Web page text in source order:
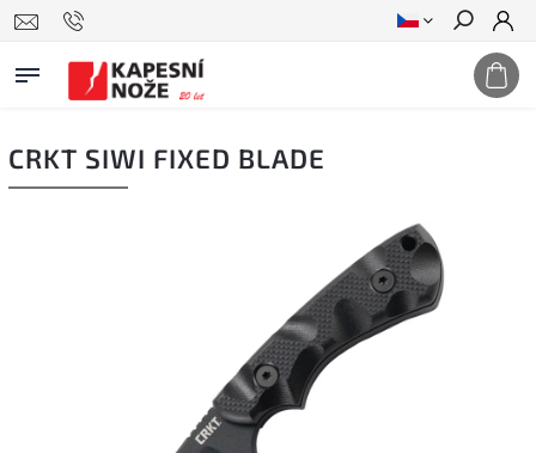
Hledat
CRKT SIWI FIXED BLADE